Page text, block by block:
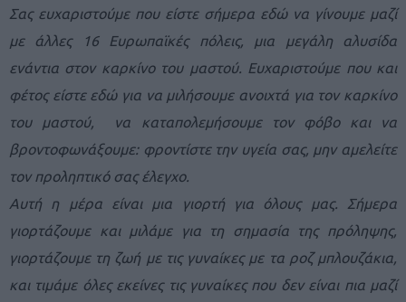
Σας ευχαριστούμε που είστε σήμερα εδώ να γίνουμε μαζί
με άλλες 16 Ευρωπαϊκές πόλεις, μια μεγάλη αλυσίδα
ενάντια στον καρκίνο του μαστού. Ευχαριστούμε που και
φέτος είστε εδώ για να μιλήσουμε ανοιχτά για τον καρκίνο
του μαστού, να καταπολεμήσουμε τον φόβο και να
βροντοφωνάξουμε: φροντίστε την υγεία σας, μην αμελείτε
τον προληπτικό σας έλεγχο.
Αυτή η μέρα είναι μια γιορτή για όλους μας. Σήμερα
γιορτάζουμε και μιλάμε για τη σημασία της πρόληψης,
γιορτάζουμε τη ζωή με τις γυναίκες με τα ροζ μπλουζάκια,
και τιμάμε όλες εκείνες τις γυναίκες που δεν είναι πια μαζί